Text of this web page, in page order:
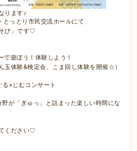
ります♪
っとり市民交流ホールにて
び」です♡
遊ぼう！体験しよう！
玉体験&検定会、こま回し体験を開催☆）
⭐︎じむコンサート
野が「ぎゅっ」と詰まった楽しい時間にな
ください♡